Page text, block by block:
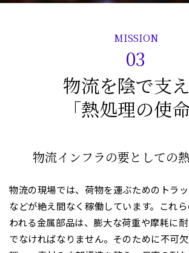
MISSION
03
物流を陰で支
「熱処理の使命
物流インフラの要としての
物流の現場では、荷物を運ぶためのトラ
などが絶え間なく稼働しています。これ
われる金属部品は、膨大な荷重や摩耗に
でなければなりません。そのために不可